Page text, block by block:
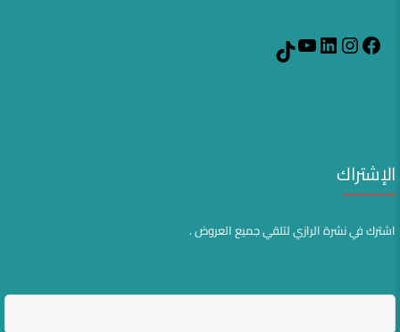
Facebook
Instagram
LinkedIn
YouTube
الإشتراك
اشترك في نشرة الرازي لتلقي جميع العروض .